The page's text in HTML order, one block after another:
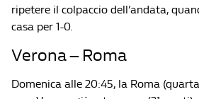
ripetere il colpaccio dell’andata,
casa per 1-0.
Verona – Roma
Domenica alle 20:45, la Roma